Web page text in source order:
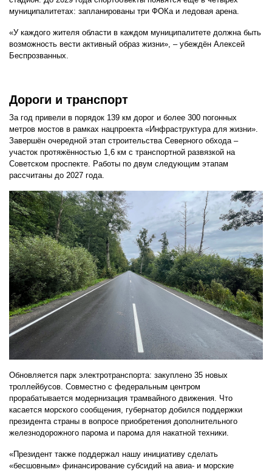
муниципалитетах: запланированы три ФОКа и ледовая арена.
«У каждого жителя области в каждом муниципалитете должна быть
возможность вести активный образ жизни», – убеждён Алексей
Беспрозванных.
Дороги и транспорт
За год привели в порядок 139 км дорог и более 300 погонных
метров мостов в рамках нацпроекта «Инфраструктура для жизни».
Завершён очередной этап строительства Северного обхода –
участок протяжённостью 1,6 км с транспортной развязкой на
Советском проспекте. Работы по двум следующим этапам
рассчитаны до 2027 года.
Обновляется парк электротранспорта: закуплено 35 новых
троллейбусов. Совместно с федеральным центром
прорабатывается модернизация трамвайного движения. Что
касается морского сообщения, губернатор добился поддержки
президента страны в вопросе приобретения дополнительного
железнодорожного парома и парома для накатной техники.
«Президент также поддержал нашу инициативу сделать
«бесшовным» финансирование субсидий на авиа- и морские